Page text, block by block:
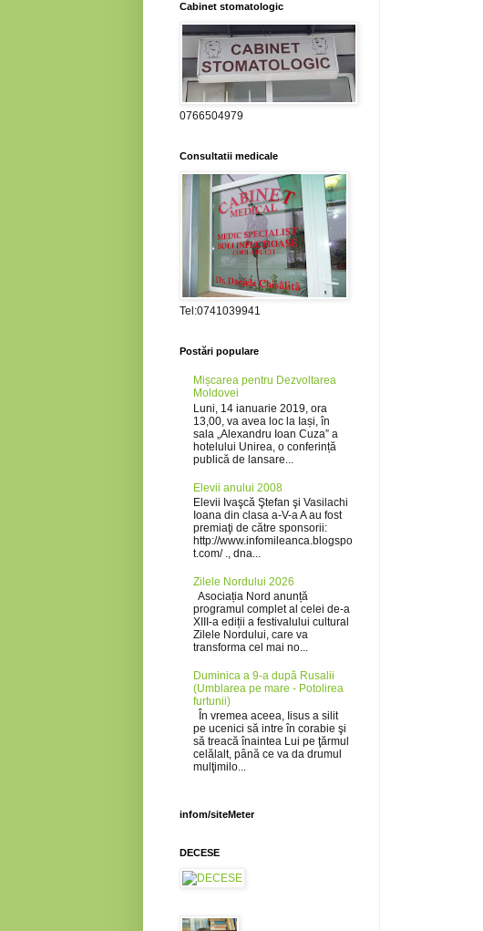
Cabinet stomatologic
0766504979
Consultatii medicale
Tel:0741039941
Postări populare
Mișcarea pentru Dezvoltarea
Moldovei
Luni, 14 ianuarie 2019, ora
13,00, va avea loc la Iași, în
sala „Alexandru Ioan Cuza” a
hotelului Unirea, o conferință
publică de lansare...
Elevii anului 2008
Elevii Ivaşcă Ştefan şi Vasilachi
Ioana din clasa a-V-a A au fost
premiaţi de către sponsorii:
http://www.infomileanca.blogspo
t.com/ ., dna...
Zilele Nordului 2026
Asociația Nord anunță
programul complet al celei de-a
XIII-a ediții a festivalului cultural
Zilele Nordului, care va
transforma cel mai no...
Duminica a 9-a după Rusalii
(Umblarea pe mare - Potolirea
furtunii)
În vremea aceea, Iisus a silit
pe ucenici să intre în corabie şi
să treacă înaintea Lui pe ţărmul
celălalt, până ce va da drumul
mulţimilo...
infom/siteMeter
DECESE